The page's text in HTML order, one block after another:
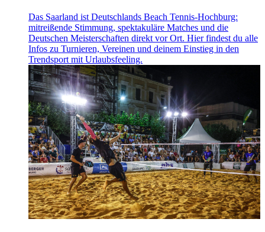
Das Saarland ist Deutschlands Beach Tennis-Hochburg:
mitreißende Stimmung, spektakuläre Matches und die
Deutschen Meisterschaften direkt vor Ort. Hier findest du alle
Infos zu Turnieren, Vereinen und deinem Einstieg in den
Trendsport mit Urlaubsfeeling.